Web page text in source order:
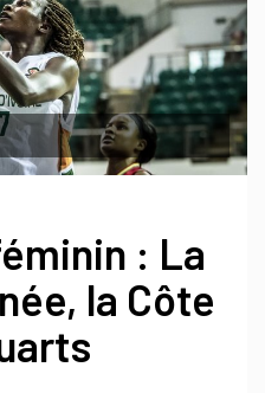
: La
la Côte